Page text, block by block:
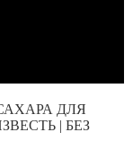
ДЛЯ
| БЕЗ